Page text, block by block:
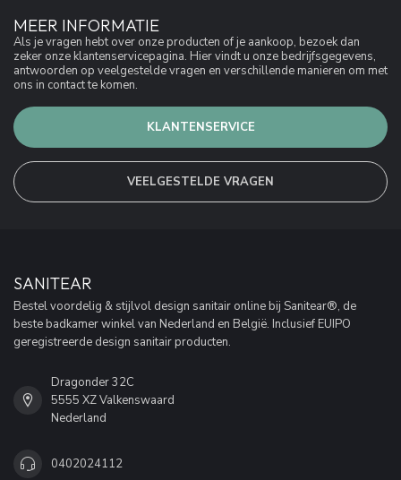
MEER INFORMATIE
Als je vragen hebt over onze producten of je aankoop, bezoek dan
zeker onze klantenservicepagina. Hier vindt u onze bedrijfsgegevens,
antwoorden op veelgestelde vragen en verschillende manieren om met
ons in contact te komen.
KLANTENSERVICE
VEELGESTELDE VRAGEN
SANITEAR
Bestel voordelig & stijlvol design sanitair online bij Sanitear®, de
beste badkamer winkel van Nederland en België. Inclusief EUIPO
geregistreerde design sanitair producten.
Dragonder 32C
5555 XZ Valkenswaard
Nederland
0402024112